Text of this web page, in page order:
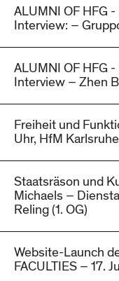
ALUMNI OF HFG
Interview: –
ALUMNI OF HFG
Interview – Zhen
Freiheit und
Uhr, HfM Karlsruhe
Staatsräson und
Michaels –
Reling (1. OG)
Website-Launch
FACULTIES – 17.